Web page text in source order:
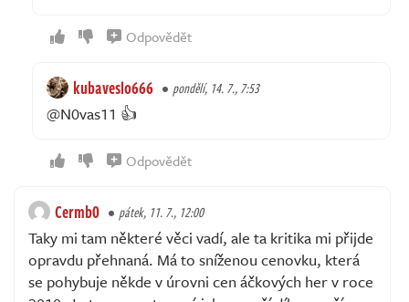
Odpovědět
kubaveslo666 pondělí, 14. 7., 7:53
@N0vas11 👍
Odpovědět
Cermb0 pátek, 11. 7., 12:00
Taky mi tam některé věci vadí, ale ta kritika mi přijde
opravdu přehnaná. Má to sníženou cenovku, která
se pohybuje někde v úrovni cen áčkových her v roce